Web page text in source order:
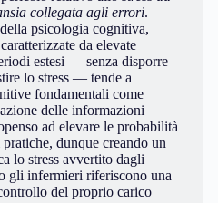
collegata agli errori.
psicologia cognitiva,
da elevate
estesi — senza disporre
lo stress — tende a
fondamentali come
delle informazioni
ad elevare le probabilità
dunque creando un
lo stress avvertito dagli
gli infermieri riferiscono una
del proprio carico